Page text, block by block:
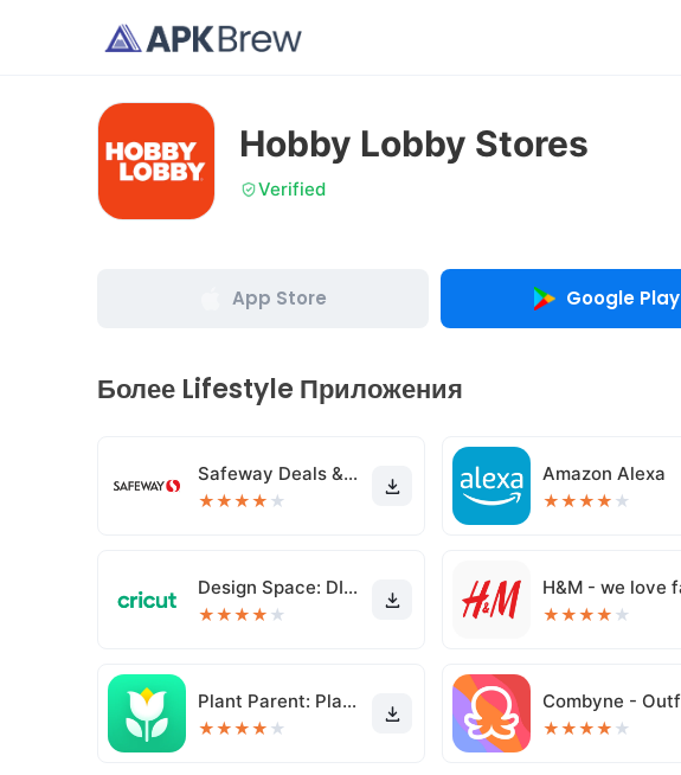
Hobby Lobby Stores
Verified
App Store Google Play
Более Lifestyle Приложения
Safeway Deals & Delivery
★★★★ ★
Amazon Alexa
★★★★ ★
Design Space: DIY with Cricut
★★★★ ★ ★★★★ ★
Plant Parent: Plant Care Guide
★★★★ ★ ★★★★ ★